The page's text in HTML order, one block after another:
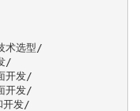
术选型/
/
开发/
开发/
开发/